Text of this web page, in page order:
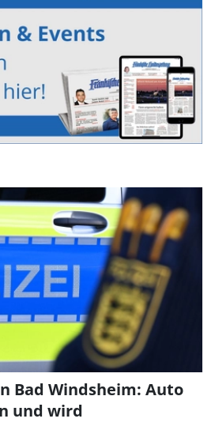
Bad Windsheim: Auto
und wird